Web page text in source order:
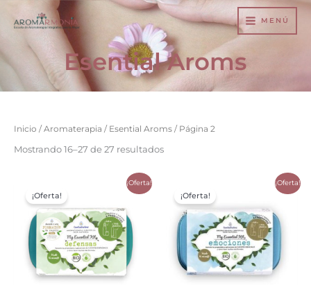
MENÚ
Esential Aroms
Inicio / Aromaterapia / Esential Aroms / Página 2
Mostrando 16–27 de 27 resultados
¡Oferta!
¡Oferta!
era:
$48.900.
precio
es:
$39.990.
¡Oferta!
¡Oferta!
era:
$55.000.
precio
es:
$45.500.